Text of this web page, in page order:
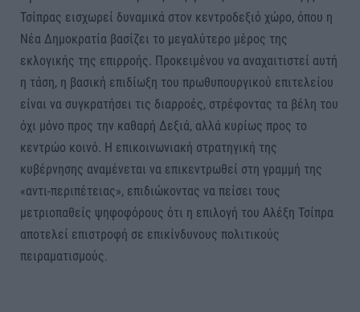
Τσίπρας εισχωρεί δυναμικά στον κεντροδεξιό χώρο, όπου η
Νέα Δημοκρατία βασίζει το μεγαλύτερο μέρος της
εκλογικής της επιρροής. Προκειμένου να αναχαιτιστεί αυτή
η τάση, η βασική επιδίωξη του πρωθυπουργικού επιτελείου
είναι να συγκρατήσει τις διαρροές, στρέφοντας τα βέλη του
όχι μόνο προς την καθαρή Δεξιά, αλλά κυρίως προς το
κεντρώο κοινό. Η επικοινωνιακή στρατηγική της
κυβέρνησης αναμένεται να επικεντρωθεί στη γραμμή της
«αντι-περιπέτειας», επιδιώκοντας να πείσει τους
μετριοπαθείς ψηφοφόρους ότι η επιλογή του Αλέξη Τσίπρα
αποτελεί επιστροφή σε επικίνδυνους πολιτικούς
πειραματισμούς.